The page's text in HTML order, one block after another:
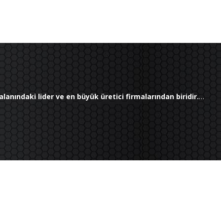
lider ve en büyük üretici firmalarından biridir.…